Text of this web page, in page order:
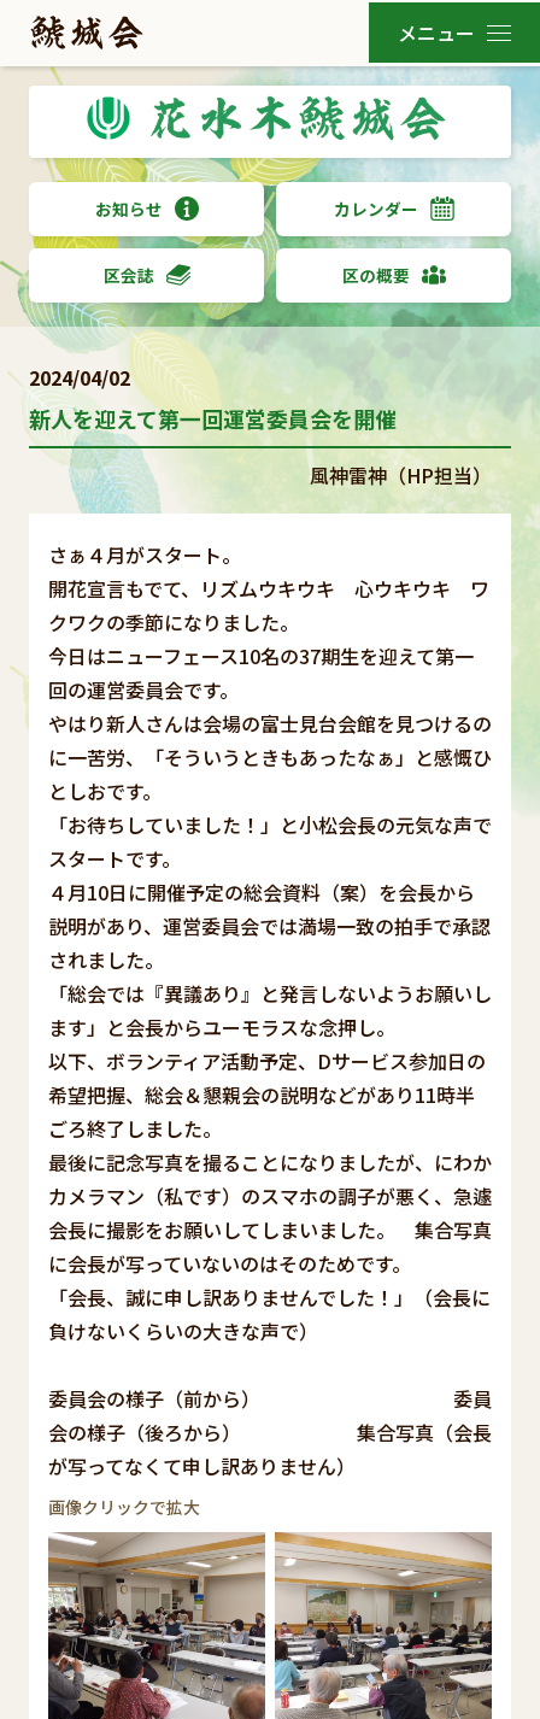
お知らせ カレンダー
区会誌 区の概要
2024/04/02
新人を迎えて第一回運営委員会を開催
風神雷神（HP担当）
さぁ４月がスタート。
開花宣言もでて、リズムウキウキ 心ウキウキ ワ
クワクの季節になりました。
今日はニューフェース10名の37期生を迎えて第一
回の運営委員会です。
やはり新人さんは会場の富士見台会館を見つけるの
に一苦労、「そういうときもあったなぁ」と感慨ひ
としおです。
「お待ちしていました！」と小松会長の元気な声で
スタートです。
４月10日に開催予定の総会資料（案）を会長から
説明があり、運営委員会では満場一致の拍手で承認
されました。
「総会では『異議あり』と発言しないようお願いし
ます」と会長からユーモラスな念押し。
以下、ボランティア活動予定、Dサービス参加日の
希望把握、総会＆懇親会の説明などがあり11時半
ごろ終了しました。
最後に記念写真を撮ることになりましたが、にわか
カメラマン（私です）のスマホの調子が悪く、急遽
会長に撮影をお願いしてしまいました。 集合写真
に会長が写っていないのはそのためです。
「会長、誠に申し訳ありませんでした！」（会長に
負けないくらいの大きな声で）
委員会の様子（前から） 委員
会の様子（後ろから） 集合写真（会長
が写ってなくて申し訳ありません）
画像クリックで拡大